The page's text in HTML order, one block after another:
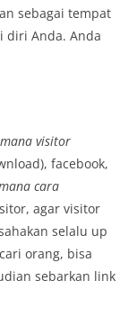
sebagai tempat
diri Anda. Anda
visitor
facebook,
cara
agar visitor
selalu up
orang, bisa
sebarkan link